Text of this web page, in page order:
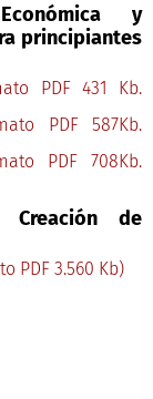
y
principiantes
PDF 431 Kb.
PDF 587Kb.
PDF 708Kb.
de
PDF 3.560 Kb)